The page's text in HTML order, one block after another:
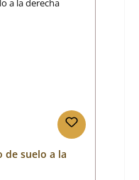
de suelo a la